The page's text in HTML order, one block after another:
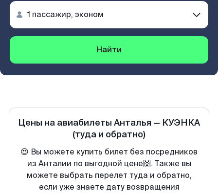
Найти
Цены на авиабилеты Анталья — КУЭНКА
(туда и обратно)
😍 Вы можете купить билет без посредников
из Анталии по выгодной цене🙌. Также вы
можете выбрать перелет туда и обратно,
если уже знаете дату возвращения